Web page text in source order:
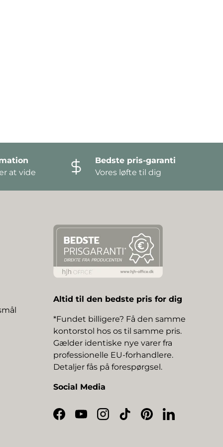
at vide
Bedste pris-garanti
Vores løfte til dig
Altid til den bedste pris for dig
*Fundet billigere? Få den samme
kontorstol hos os til samme pris.
Gælder identiske nye varer fra
professionelle EU-forhandlere.
Detaljer fås på forespørgsel.
Social Media
Facebook
YouTubeInstagram
TikTokPinterestLinkedIn